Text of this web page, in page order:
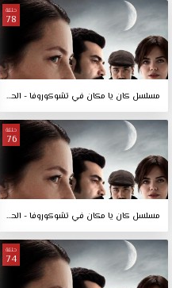
حلقة
78
مسلسل كان يا مكان في تشوكوروفا - الحلقة 78
حلقة
76
مسلسل كان يا مكان في تشوكوروفا - الحلقة 76
حلقة
74